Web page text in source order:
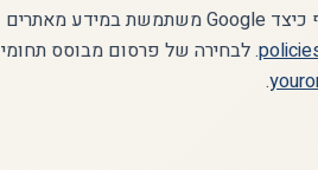
. מידע נוסף כיצד Google משתמשת במידע מאתרים
. לבחירה של פרסום מבוסס תחומי
.